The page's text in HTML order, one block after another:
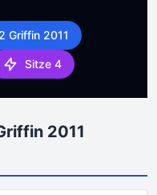
Griffin 2011
Sitze 4
2011